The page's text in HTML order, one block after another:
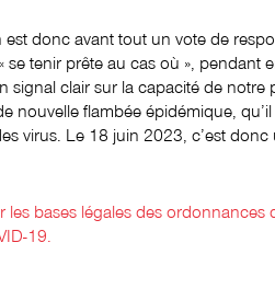
donc avant tout un vote de
se tenir prête au cas où », pendant
signal clair sur la capacité de
nouvelle flambée épidémique,
virus. Le 18 juin 2023, c’est
les bases légales des
19.